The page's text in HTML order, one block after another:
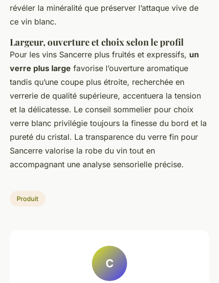
révéler la minéralité que préserver l’attaque vive de
ce vin blanc.
Largeur, ouverture et choix selon le profil
Pour les vins Sancerre plus fruités et expressifs, un
verre plus large favorise l’ouverture aromatique
tandis qu’une coupe plus étroite, recherchée en
verrerie de qualité supérieure, accentuera la tension
et la délicatesse. Le conseil sommelier pour choix
verre blanc privilégie toujours la finesse du bord et la
pureté du cristal. La transparence du verre fin pour
Sancerre valorise la robe du vin tout en
accompagnant une analyse sensorielle précise.
Produit
C